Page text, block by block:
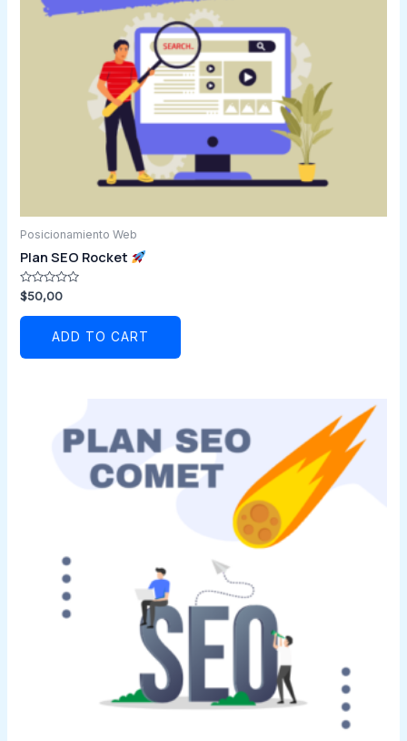
Posicionamiento Web
Plan SEO Rocket
Rated
0
out
$50,00
ADD TO CART